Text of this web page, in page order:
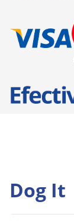
Dog It